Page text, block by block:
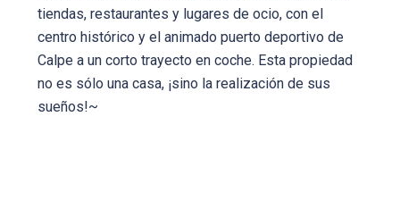
tiendas, restaurantes y lugares de ocio, con el
centro histórico y el animado puerto deportivo de
Calpe a un corto trayecto en coche. Esta propiedad
no es sólo una casa, ¡sino la realización de sus
sueños!~